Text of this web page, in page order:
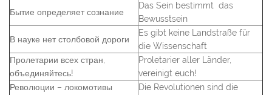
Бытие определяет сознание
Das Sein bestimmt das
Bewusstsein
В науке нет столбовой дороги
Es gibt keine Landstraße für
die Wissenschaft
Пролетарии всех стран,
объединяйтесь!
Proletarier aller Länder,
vereinigt euch!
Революции – локомотивы
Die Revolutionen sind die